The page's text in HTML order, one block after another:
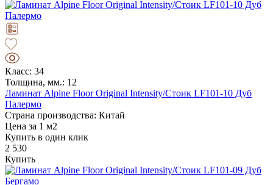
Класс: 34
Толщина, мм.: 12
Ламинат Alpine Floor Original Intensity/Стоик LF101-10 Дуб
Палермо
Страна производства: Китай
Цена за 1 м2
Купить в один клик
2 530
Купить